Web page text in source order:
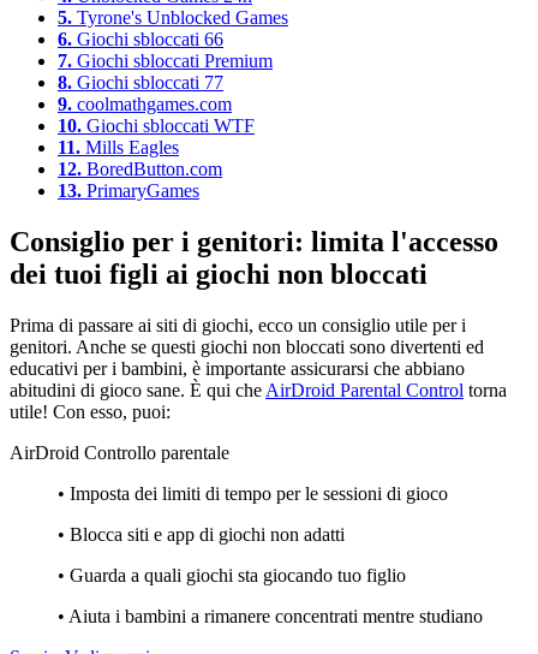
5. Tyrone's Unblocked Games
6. Giochi sbloccati 66
7. Giochi sbloccati Premium
8. Giochi sbloccati 77
9. coolmathgames.com
10. Giochi sbloccati WTF
11. Mills Eagles
12. BoredButton.com
13. PrimaryGames
Consiglio per i genitori: limita l'accesso
dei tuoi figli ai giochi non bloccati
Prima di passare ai siti di giochi, ecco un consiglio utile per i
genitori. Anche se questi giochi non bloccati sono divertenti ed
educativi per i bambini, è importante assicurarsi che abbiano
abitudini di gioco sane. È qui che AirDroid Parental Control torna
utile! Con esso, puoi:
AirDroid Controllo parentale
• Imposta dei limiti di tempo per le sessioni di gioco
• Blocca siti e app di giochi non adatti
• Guarda a quali giochi sta giocando tuo figlio
• Aiuta i bambini a rimanere concentrati mentre studiano